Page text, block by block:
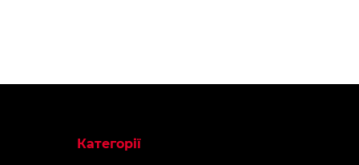
Категорії